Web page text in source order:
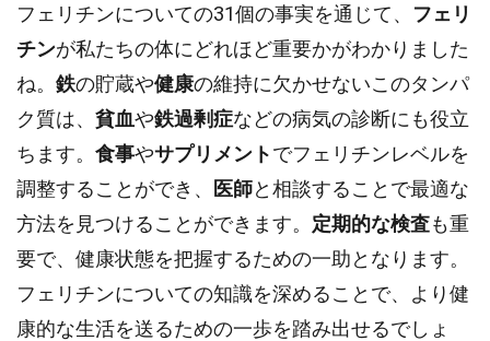
フェリチンについての31個の事実を通じて、 フェリ
チンが私たちの体にどれほど重要かがわかりました
ね。 鉄の貯蔵や健康の維持に欠かせないこのタンパ
ク質は、 貧血や鉄過剰症などの病気の診断にも役立
ちます。 食事やサプリメントでフェリチンレベルを
調整することができ、
医師と相談することで最適な
方法を見つけることができます。 定期的な検査も重
要で、健康状態を把握するための一助となります。
フェリチンについての知識を深めることで、より健
康的な生活を送るための一歩を踏み出せるでしょ